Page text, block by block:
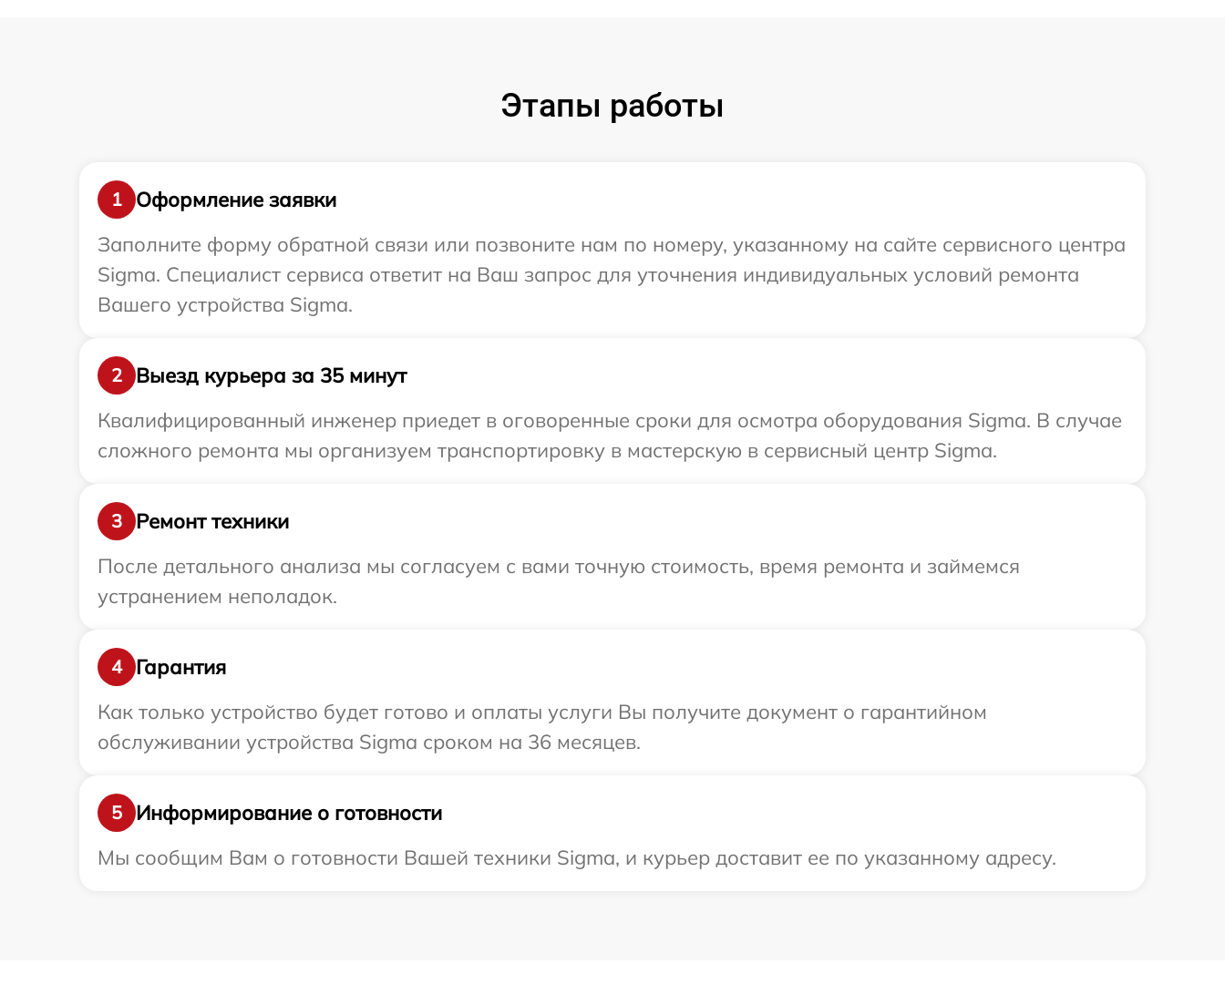
Этапы работы
1
Оформление заявки
Заполните форму обратной связи или позвоните нам по номеру, указанному на сайте сервисного центра
Sigma. Специалист сервиса ответит на Ваш запрос для уточнения индивидуальных условий ремонта
Вашего устройства Sigma.
2
Выезд курьера за 35 минут
Квалифицированный инженер приедет в оговоренные сроки для осмотра оборудования Sigma. В случае
сложного ремонта мы организуем транспортировку в мастерскую в сервисный центр Sigma.
3
Ремонт техники
После детального анализа мы согласуем с вами точную стоимость, время ремонта и займемся
устранением неполадок.
4
Гарантия
Как только устройство будет готово и оплаты услуги Вы получите документ о гарантийном
обслуживании устройства Sigma сроком на 36 месяцев.
5
Информирование о готовности
Мы сообщим Вам о готовности Вашей техники Sigma, и курьер доставит ее по указанному адресу.